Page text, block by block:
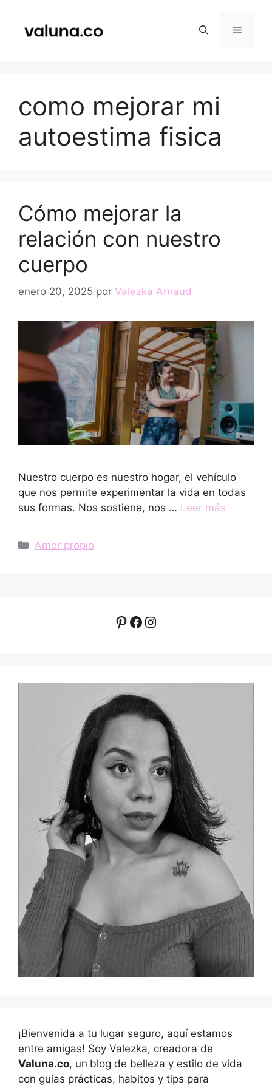
contenido
Menú
como mejorar mi
autoestima fisica
Cómo mejorar la
relación con nuestro
cuerpo
enero 20, 2025 por Valezka Arnaud
Nuestro cuerpo es nuestro hogar, el vehículo
que nos permite experimentar la vida en todas
sus formas. Nos sostiene, nos … Leer más
Categorías
Amor propio
Pinterest
Facebook
Instagram
¡Bienvenida a tu lugar seguro, aquí estamos
entre amigas! Soy Valezka, creadora de
Valuna.co, un blog de belleza y estilo de vida
con guías prácticas, habitos y tips para